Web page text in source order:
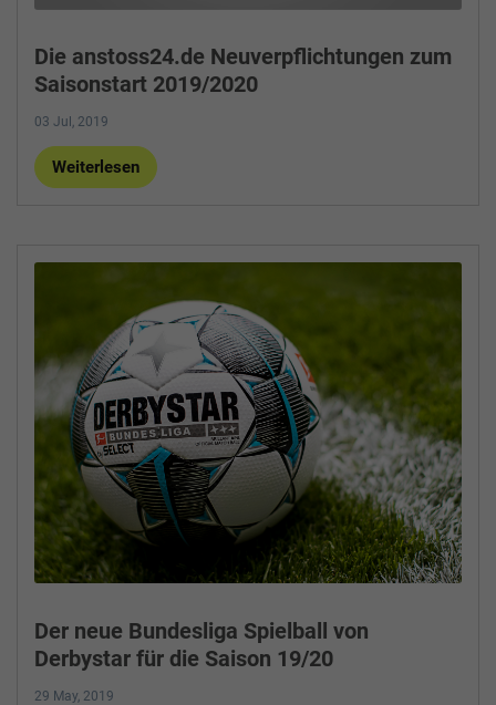
Die anstoss24.de Neuverpflichtungen zum
Saisonstart 2019/2020
03 Jul, 2019
Weiterlesen
Der neue Bundesliga Spielball von
Derbystar für die Saison 19/20
29 May, 2019